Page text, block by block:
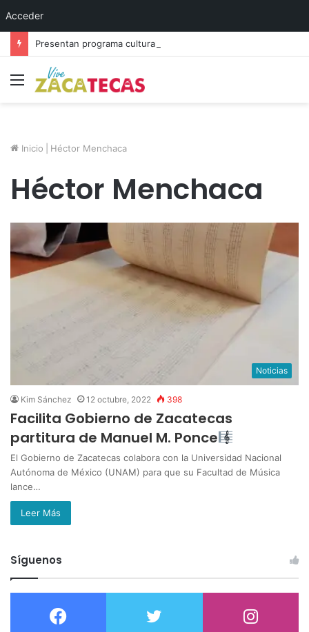
Acceder
Menú
Inicio Héctor Menchaca
Héctor Menchaca
Noticias
Kim Sánchez 12 octubre, 2022 398
Facilita Gobierno de Zacatecas
partitura de Manuel M. Ponce
El Gobierno de Zacatecas colabora con la Universidad Nacional
Autónoma de México (UNAM) para que su Facultad de Música
lance…
Leer Más
Síguenos